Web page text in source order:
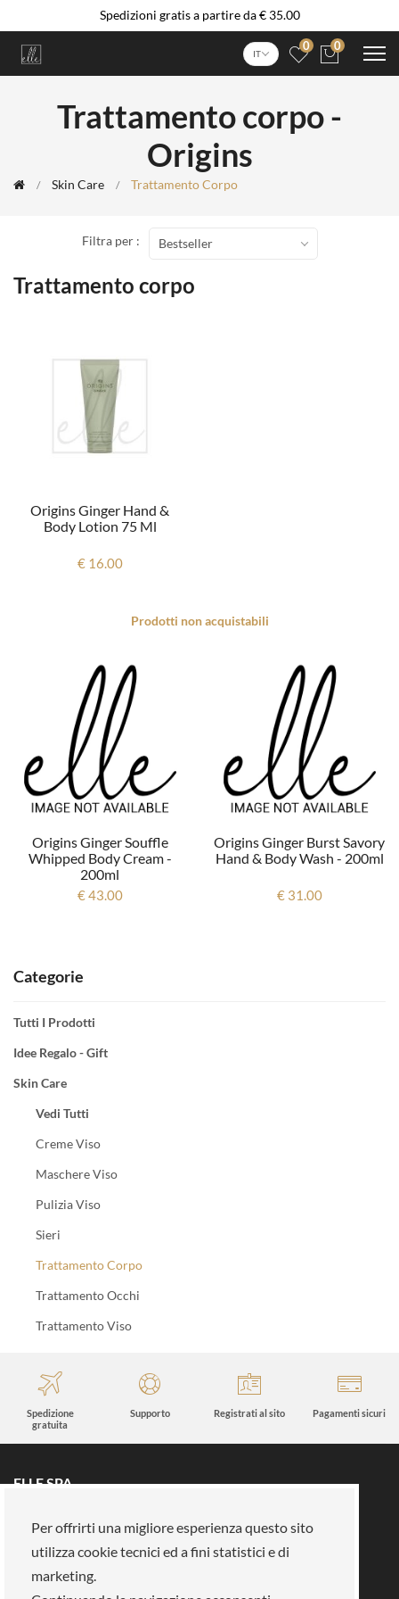
Spedizioni gratis a partire da € 35.00
IT
0 0
Trattamento corpo -
Origins
Skin Care Trattamento Corpo
Categorie
Tutti I Prodotti
Idee Regalo - Gift
Skin Care
Vedi Tutti
Creme Viso
Maschere Viso
Pulizia Viso
Sieri
Trattamento Corpo
Trattamento Occhi
Trattamento Viso
Trattamento corpo
Filtra per : Bestseller
Origins Ginger Hand &
Body Lotion 75 Ml
€ 16.00
Prodotti non acquistabili
Origins Ginger Souffle
Whipped Body Cream -
200ml
€ 43.00
Origins Ginger Burst Savory
Hand & Body Wash - 200ml
€ 31.00
Spedizione
gratuita
Supporto Registrati al sito Pagamenti sicuri
ELLE SPA
Fidelity card
Chi siamo
Area riservata
Su di noi
Per offrirti una migliore esperienza questo sito
utilizza cookie tecnici ed a fini statistici e di
marketing.